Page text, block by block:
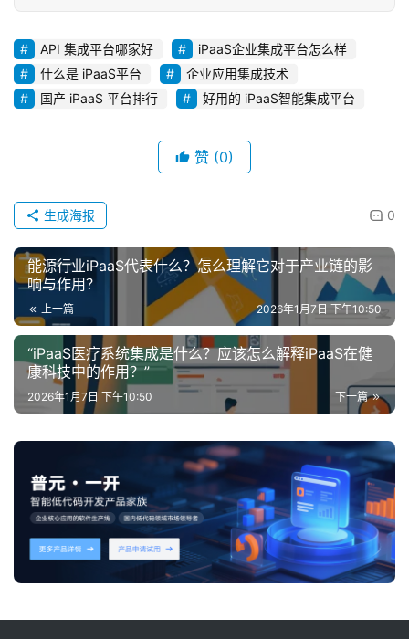
API 集成平台哪家好
iPaaS企业集成平台怎么样
什么是 iPaaS平台
企业应用集成技术
国产 iPaaS 平台排行
好用的 iPaaS智能集成平台
赞 (0)
0
生成海报
能源行业iPaaS代表什么？怎么理解它对于产业链的影
响与作用？
上一篇 2026年1月7日 下午10:50
“iPaaS医疗系统集成是什么？应该怎么解释iPaaS在健
康科技中的作用？”
下一篇
2026年1月7日 下午10:50